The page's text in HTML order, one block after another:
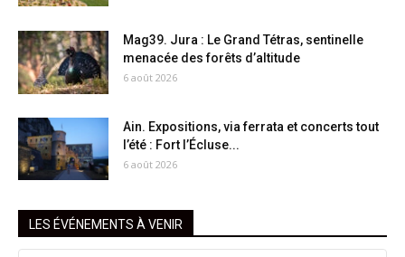
Mag39. Jura : Le Grand Tétras, sentinelle
menacée des forêts d’altitude
6 août 2026
Ain. Expositions, via ferrata et concerts tout
l’été : Fort l’Écluse...
6 août 2026
LES ÉVÉNEMENTS À VENIR